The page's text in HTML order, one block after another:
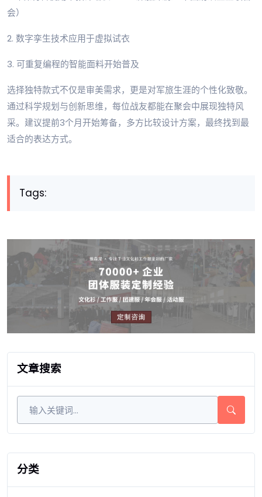
会）
2. 数字孪生技术应用于虚拟试衣
3. 可重复编程的智能面料开始普及
选择独特款式不仅是审美需求，更是对军旅生涯的个性化致敬。
通过科学规划与创新思维，每位战友都能在聚会中展现独特风
采。建议提前3个月开始筹备，多方比较设计方案，最终找到最
适合的表达方式。
Tags:
文章搜索
分类